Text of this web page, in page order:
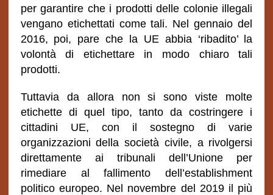
per garantire che i prodotti delle colonie illegali
vengano etichettati come tali. Nel gennaio del
2016, poi, pare che la UE abbia ‘ribadito’ la
volontà di etichettare in modo chiaro tali
prodotti.
Tuttavia da allora non si sono viste molte
etichette di quel tipo, tanto da costringere i
cittadini UE, con il sostegno di varie
organizzazioni della società civile, a rivolgersi
direttamente ai tribunali dell’Unione per
rimediare al fallimento dell’establishment
politico europeo. Nel novembre del 2019 il più